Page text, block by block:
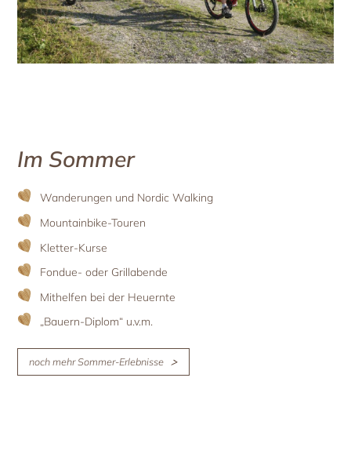
Im Sommer
Wanderungen und Nordic Walking
Mountainbike-Touren
Kletter-Kurse
Fondue- oder Grillabende
Mithelfen bei der Heuernte
„Bauern-Diplom“ u.v.m.
noch mehr Sommer-Erlebnisse